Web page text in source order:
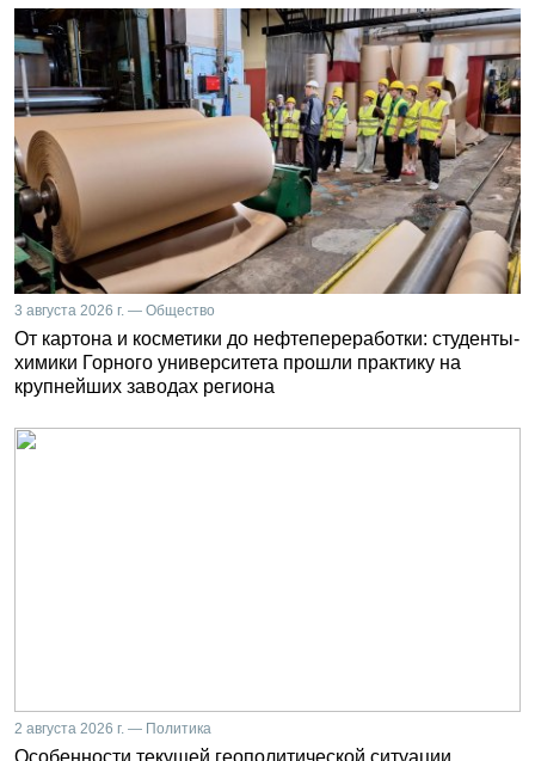
3 августа 2026 г. — Общество
От картона и косметики до нефтепереработки: студенты-
химики Горного университета прошли практику на
крупнейших заводах региона
2 августа 2026 г. — Политика
Особенности текущей геополитической ситуации